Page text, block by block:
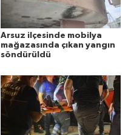
Arsuz ilçesinde mobilya
mağazasında çıkan yangın
söndürüldü